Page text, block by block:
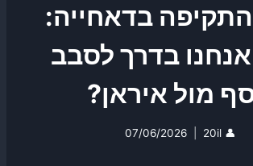
בדאחייה:
בדרך לסבב
מול איראן?
👤
20il
07/06/2026